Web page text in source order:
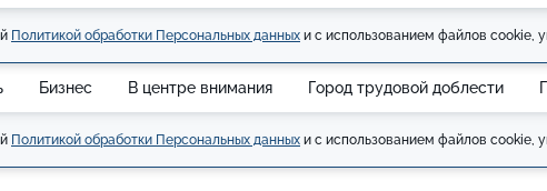
Политикой обработки Персональных данных и с использованием файлов cookie,
Бизнес В центре внимания Город трудовой доблести
Политикой обработки Персональных данных и с использованием файлов cookie,